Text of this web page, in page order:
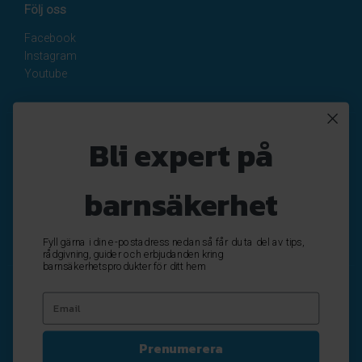
Följ oss
Facebook
Instagram
Youtube
Nyhetsbrev
Avregistrera
Bli expert på
barnsäkerhet
Fyll gärna i din e-postadress nedan så får du ta del av tips,
rådgivning, guider och erbjudanden kring
barnsäkerhetsprodukter för ditt hem
Prenumerera